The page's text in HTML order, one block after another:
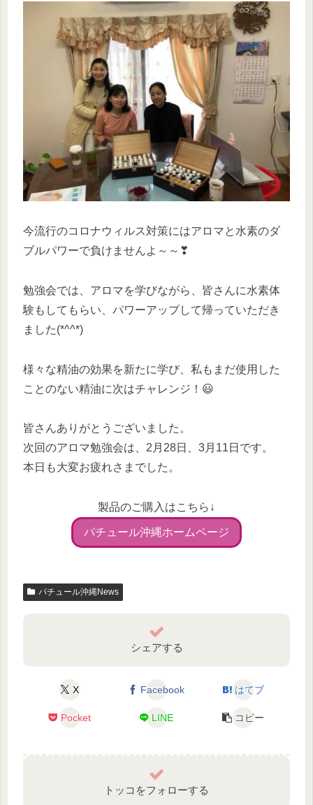
今流行のコロナウィルス対策にはアロマと水素のダ
ブルパワーで負けませんよ～～ ❣
勉強会では、アロマを学びながら、皆さんに水素体
験もしてもらい、パワーアップして帰っていただき
ました(*^^*)
様々な精油の効果を新たに学び、私もまだ使用した
ことのない精油に次はチャレンジ！ 😃
皆さんありがとうございました。
次回のアロマ勉強会は、2月28日、3月11日です。
本日も大変お疲れさまでした。
製品のご購入はこちら↓
パチュール沖縄ホームページ
パチュール沖縄News
シェアする
X Facebook はてブ
Pocket LINE コピー
トッコをフォローする